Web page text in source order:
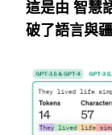
這是由 智慧
破了語言與